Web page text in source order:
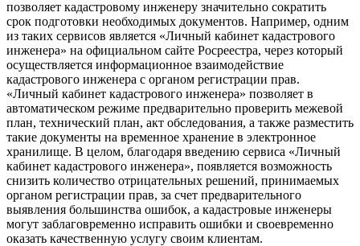
позволяет кадастровому инженеру значительно сократить
срок подготовки необходимых документов. Например, одним
из таких сервисов является «Личный кабинет кадастрового
инженера» на официальном сайте Росреестра, через который
осуществляется информационное взаимодействие
кадастрового инженера с органом регистрации прав.
«Личный кабинет кадастрового инженера» позволяет в
автоматическом режиме предварительно проверить межевой
план, технический план, акт обследования, а также разместить
такие документы на временное хранение в электронное
хранилище. В целом, благодаря введению сервиса «Личный
кабинет кадастрового инженера», появляется возможность
снизить количество отрицательных решений, принимаемых
органом регистрации прав, за счет предварительного
выявления большинства ошибок, а кадастровые инженеры
могут заблаговременно исправить ошибки и своевременно
оказать качественную услугу своим клиентам.